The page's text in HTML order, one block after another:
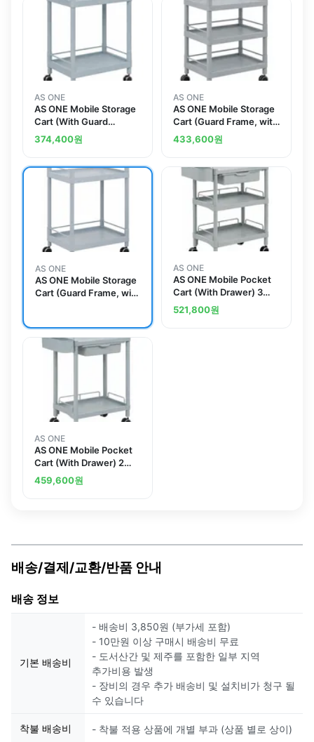
AS ONE
AS ONE Mobile Storage
Cart (With Guard
Frame) 2 Stages 651 x
447 x 830 MSO21E
374,400원
AS ONE
AS ONE Mobile Storage
Cart (Guard Frame, with
Handle) 3 Sages 705 x
447 x 920 MSO21H
433,600원
AS ONE
AS ONE Mobile Storage
Cart (Guard Frame, with
AS ONE
AS ONE Mobile Pocket
Cart (With Drawer) 3
Sages 650 x 410 x
867 MP61BG
521,800원
AS ONE
AS ONE Mobile Pocket
Cart (With Drawer) 2
Stages 650 x 410 x
838 MP61AG
459,600원
배송/결제/교환/반품 안내
배송 정보
기본 배송비
- 배송비 3,850원 (부가세 포함)
- 10만원 이상 구매시 배송비 무료
- 도서산간 및 제주를 포함한 일부 지역
추가비용 발생
- 장비의 경우 추가 배송비 및 설치비가 청구 될
수 있습니다
착불 배송비 - 착불 적용 상품에 개별 부과 (상품 별로 상이)